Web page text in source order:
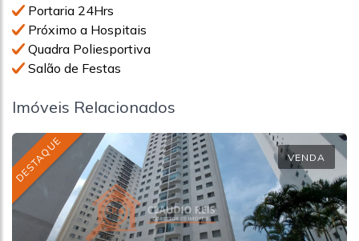
Portaria 24Hrs
Próximo a Hospitais
Quadra Poliesportiva
Salão de Festas
Imóveis Relacionados
DESTAQUE VENDA